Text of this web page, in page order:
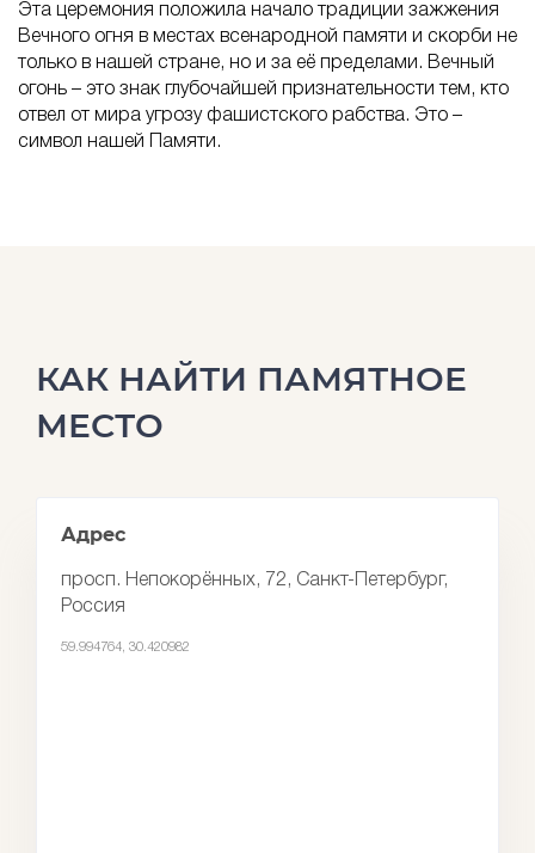
Эта церемония положила начало традиции зажжения
Вечного огня в местах всенародной памяти и скорби не
только в нашей стране, но и за её пределами. Вечный
огонь – это знак глубочайшей признательности тем, кто
отвел от мира угрозу фашистского рабства. Это –
символ нашей Памяти.
КАК НАЙТИ ПАМЯТНОЕ
МЕСТО
Адрес
просп. Непокорённых, 72, Санкт-Петербург,
Россия
59.994764, 30.420982